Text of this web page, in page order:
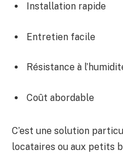
Installation rapide
Entretien facile
Résistance à
Coût abordable
C’est une solution
locataires ou aux petits